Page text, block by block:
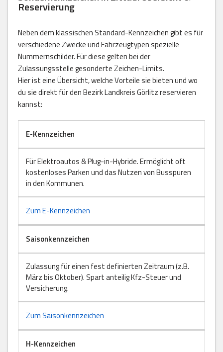
Reservierung
Neben dem klassischen Standard-Kennzeichen gibt es für
verschiedene Zwecke und Fahrzeugtypen spezielle
Nummernschilder. Für diese gelten bei der
Zulassungsstelle gesonderte Zeichen-Limits.
Hier ist eine Übersicht, welche Vorteile sie bieten und wo
du sie direkt für den Bezirk Landkreis Görlitz reservieren
kannst:
E-Kennzeichen
Für Elektroautos & Plug-in-Hybride. Ermöglicht oft
kostenloses Parken und das Nutzen von Busspuren
in den Kommunen.
Zum E-Kennzeichen
Saisonkennzeichen
Zulassung für einen fest definierten Zeitraum (z.B.
März bis Oktober). Spart anteilig Kfz-Steuer und
Versicherung.
Zum Saisonkennzeichen
H-Kennzeichen